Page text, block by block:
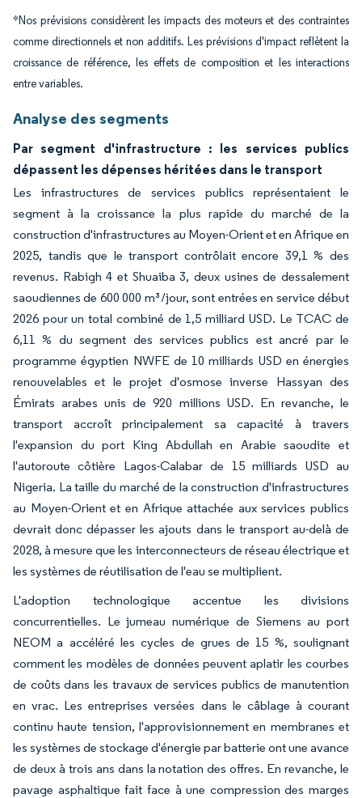
*Nos prévisions considèrent les impacts des moteurs et des contraintes
comme directionnels et non additifs. Les prévisions d'impact reflètent la
croissance de référence, les effets de composition et les interactions
entre variables.
Analyse des segments
Par segment d'infrastructure : les services publics
dépassent les dépenses héritées dans le transport
Les infrastructures de services publics représentaient le
segment à la croissance la plus rapide du marché de la
construction d'infrastructures au Moyen-Orient et en Afrique en
2025, tandis que le transport contrôlait encore 39,1 % des
revenus. Rabigh 4 et Shuaiba 3, deux usines de dessalement
saoudiennes de 600 000 m³/jour, sont entrées en service début
2026 pour un total combiné de 1,5 milliard USD. Le TCAC de
6,11 % du segment des services publics est ancré par le
programme égyptien NWFE de 10 milliards USD en énergies
renouvelables et le projet d'osmose inverse Hassyan des
Émirats arabes unis de 920 millions USD. En revanche, le
transport accroît principalement sa capacité à travers
l'expansion du port King Abdullah en Arabie saoudite et
l'autoroute côtière Lagos-Calabar de 15 milliards USD au
Nigeria. La taille du marché de la construction d'infrastructures
au Moyen-Orient et en Afrique attachée aux services publics
devrait donc dépasser les ajouts dans le transport au-delà de
2028, à mesure que les interconnecteurs de réseau électrique et
les systèmes de réutilisation de l'eau se multiplient.
L'adoption technologique accentue les divisions
concurrentielles. Le jumeau numérique de Siemens au port
NEOM a accéléré les cycles de grues de 15 %, soulignant
comment les modèles de données peuvent aplatir les courbes
de coûts dans les travaux de services publics de manutention
en vrac. Les entreprises versées dans le câblage à courant
continu haute tension, l'approvisionnement en membranes et
les systèmes de stockage d'énergie par batterie ont une avance
de deux à trois ans dans la notation des offres. En revanche, le
pavage asphaltique fait face à une compression des marges